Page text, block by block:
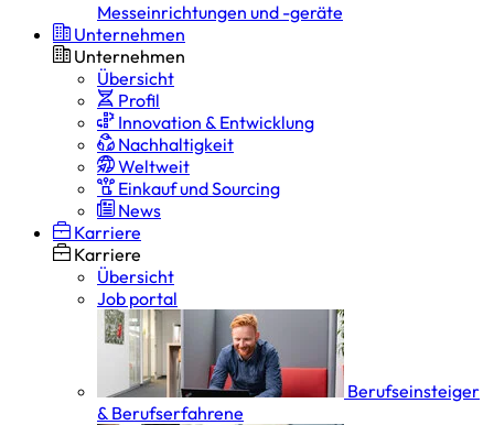
Messeinrichtungen und -geräte
Unternehmen
Unternehmen
Übersicht
Profil
Innovation & Entwicklung
Nachhaltigkeit
Weltweit
Einkauf und Sourcing
News
Karriere
Karriere
Übersicht
Job portal
Berufseinsteiger
& Berufserfahrene